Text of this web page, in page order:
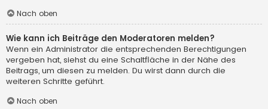
Nach oben
Wie kann ich Beiträge den Moderatoren melden?
Wenn ein Administrator die entsprechenden Berechtigungen
vergeben hat, siehst du eine Schaltfläche in der Nähe des
Beitrags, um diesen zu melden. Du wirst dann durch die
weiteren Schritte geführt.
Nach oben